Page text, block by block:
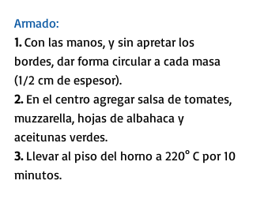
Armado:
1. Con las manos, y sin apretar los
bordes, dar forma circular a cada masa
(1/2 cm de espesor).
2. En el centro agregar salsa de tomates,
muzzarella, hojas de albahaca y
aceitunas verdes.
3. Llevar al piso del horno a 220° C por 10
minutos.